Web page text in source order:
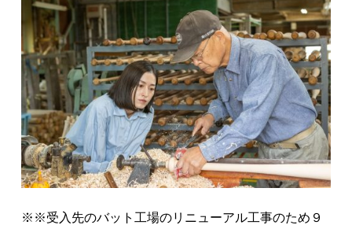
※※受入先のバット工場のリニューアル工事のため９